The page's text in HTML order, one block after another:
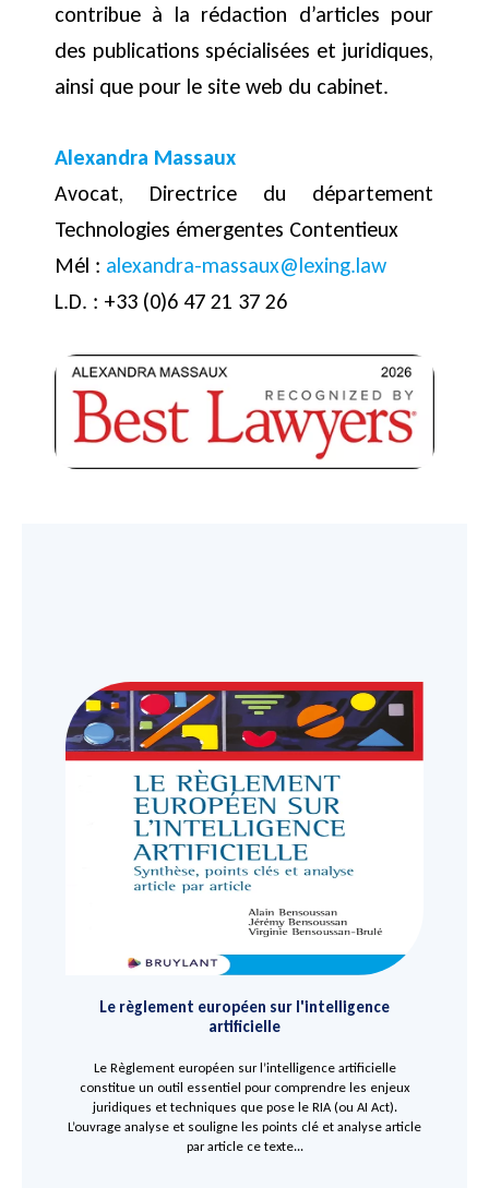
contribue à la rédaction d’articles pour
des publications spécialisées et juridiques,
ainsi que pour le site web du cabinet.
Alexandra Massaux
Avocat, Directrice du département
Technologies émergentes Contentieux
Mél : alexandra-massaux@lexing.law
L.D. : +33 (0)6 47 21 37 26
Le règlement européen sur l'intelligence
artificielle
Le Règlement européen sur l’intelligence artificielle
constitue un outil essentiel pour comprendre les enjeux
juridiques et techniques que pose le RIA (ou AI Act).
L’ouvrage analyse et souligne les points clé et analyse article
par article ce texte...